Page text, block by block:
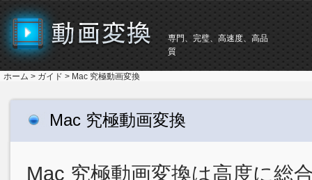
専門、完璧、高速度、高品
質
ホーム > ガイド > Mac 究極動画変換
Mac 究極動画変換
Mac 究極動画変換は高度に総